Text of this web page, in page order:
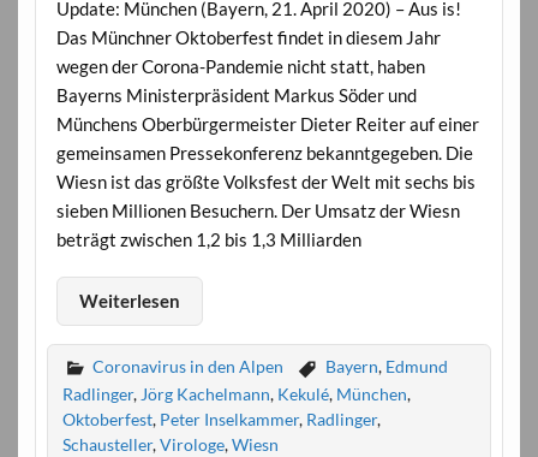
Update: München (Bayern, 21. April 2020) – Aus is!
Das Münchner Oktoberfest findet in diesem Jahr
wegen der Corona-Pandemie nicht statt, haben
Bayerns Ministerpräsident Markus Söder und
Münchens Oberbürgermeister Dieter Reiter auf einer
gemeinsamen Pressekonferenz bekanntgegeben. Die
Wiesn ist das größte Volksfest der Welt mit sechs bis
sieben Millionen Besuchern. Der Umsatz der Wiesn
beträgt zwischen 1,2 bis 1,3 Milliarden
Weiterlesen
Coronavirus in den Alpen Bayern, Edmund
Radlinger,Jörg Kachelmann, Kekulé, München,
Oktoberfest, Peter Inselkammer, Radlinger,
Schausteller,Virologe,Wiesn